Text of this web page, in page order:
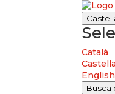
Català
English
Busca